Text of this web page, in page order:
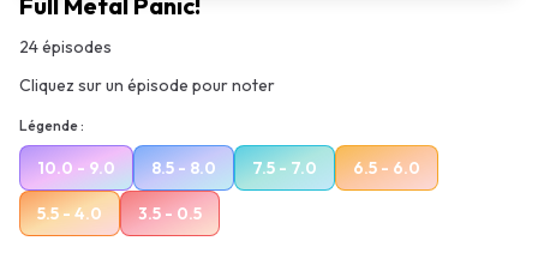
24épisodes
Cliquez sur un épisode pour noter
Légende :
10.0 - 9.0 8.5 - 8.0 7.5 - 7.0 6.5 - 6.0
5.5 - 4.0 3.5 - 0.5